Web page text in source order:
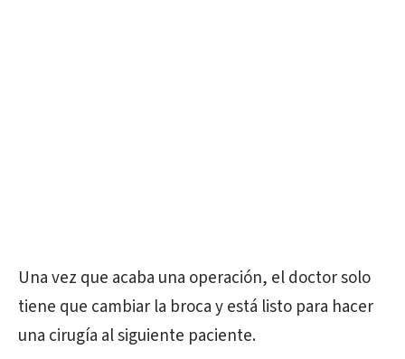
Una vez que acaba una operación, el doctor solo
tiene que cambiar la broca y está listo para hacer
una cirugía al siguiente paciente.